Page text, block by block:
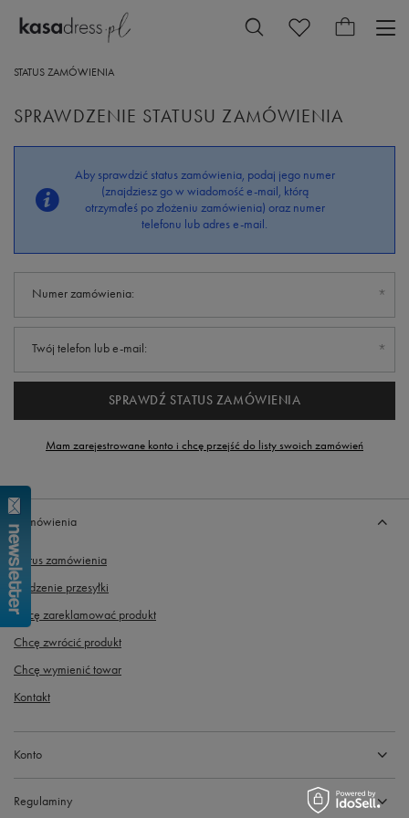
STATUS ZAMÓWIENIA
SPRAWDZENIE STATUSU ZAMÓWIENIA
Aby sprawdzić status zamówienia, podaj jego numer
(znajdziesz go w wiadomość e-mail, którą
otrzymałeś po złożeniu zamówienia) oraz numer
telefonu lub adres e-mail.
Numer zamówienia:
Twój telefon lub e-mail:
SPRAWDŹ STATUS ZAMÓWIENIA
Mam zarejestrowane konto i chcę przejść do listy swoich zamówień
Zamówienia
Status zamówienia
Śledzenie przesyłki
Chcę zareklamować produkt
Chcę zwrócić produkt
Chcę wymienić towar
Kontakt
Konto
Regulaminy